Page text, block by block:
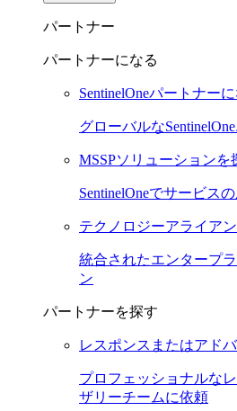
パートナー
パートナーになる
SentinelOneパートナー
グローバルな
MSSPソリューションを
SentinelOneでサービス
テクノロジーアライア
統合されたエンタープ
ン
パートナーを探す
レスポンスまたはアド
プロフェッショナルな
ザリーチームに依頼